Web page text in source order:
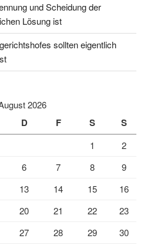
und Scheidung der
Lösung ist
sollten eigentlich
2026
D F S S
1
2
6 7 8
9
13 14 15
16
20 21 22
23
27 28 29
30